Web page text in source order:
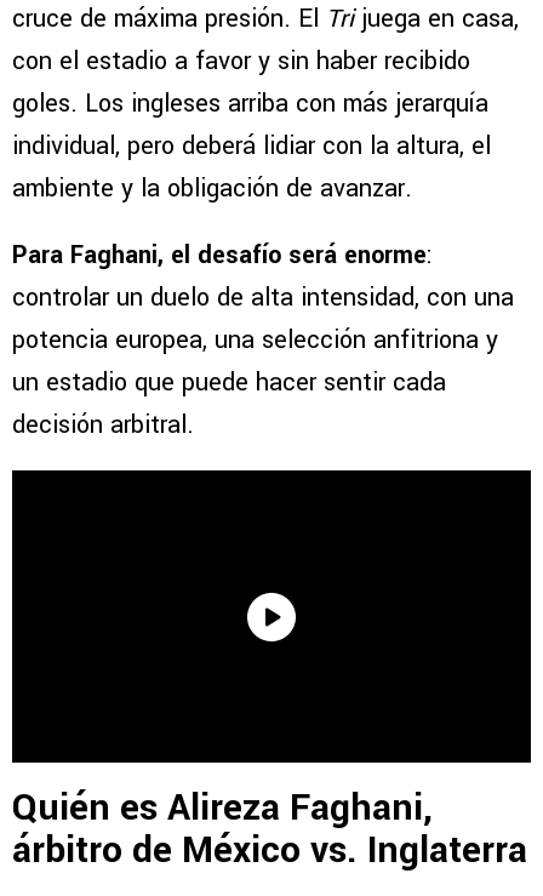
cruce de máxima presión. El Trijuega en casa,
con el estadio a favor y sin haber recibido
goles. Los ingleses arriba con más jerarquía
individual, pero deberá lidiar con la altura, el
ambiente y la obligación de avanzar.
Para Faghani, el desafío será enorme:
controlar un duelo de alta intensidad, con una
potencia europea, una selección anfitriona y
un estadio que puede hacer sentir cada
decisión arbitral.
Quién es Alireza Faghani,
árbitro de México vs. Inglaterra